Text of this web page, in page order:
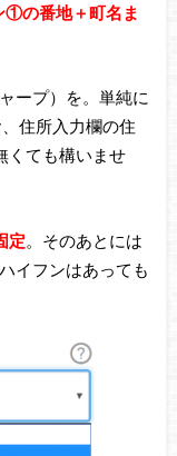
①の番地＋町名ま
ープ）を。単純に
住所入力欄の住
くても構いませ
定。そのあとには
イフンはあっても